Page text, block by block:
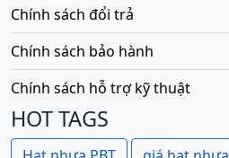
Chính sách đổi trả
Chính sách bảo hành
Chính sách hỗ trợ kỹ thuật
HOT TAGS